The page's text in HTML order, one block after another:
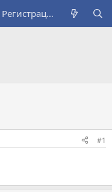
Регистрация
#1